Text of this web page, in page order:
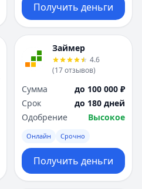
Получить деньги
Займер
4.6
(17отзывов)
Сумма
до 100 000 ₽
Срок
до 180 дней
Одобрение
Высокое
Онлайн Срочно
Получить деньги